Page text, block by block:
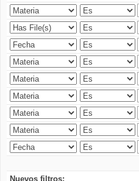
Nuevos filtros: